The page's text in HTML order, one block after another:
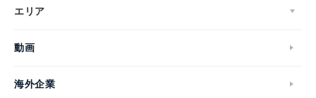
エリア
動画
海外企業